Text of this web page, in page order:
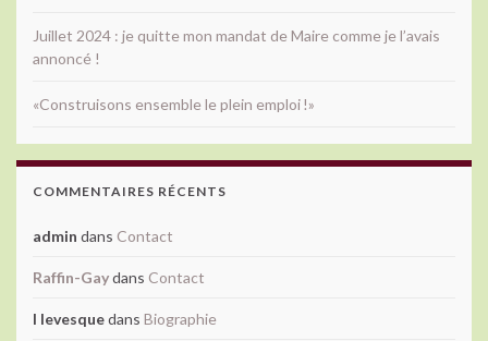
Juillet 2024 : je quitte mon mandat de Maire comme je l’avais
annoncé !
«Construisons ensemble le plein emploi !»
COMMENTAIRES RÉCENTS
admin dans Contact
Raffin-Gaydans Contact
l levesquedans Biographie